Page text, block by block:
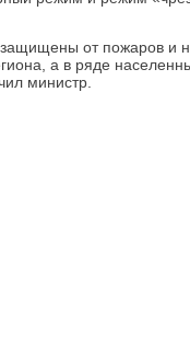
от пожаров и
а в ряде
министр.